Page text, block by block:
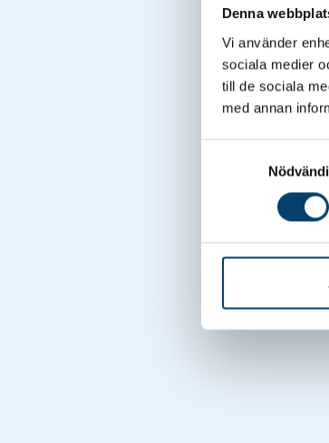
Denna
Vi använder
sociala medier
till de sociala
med annan